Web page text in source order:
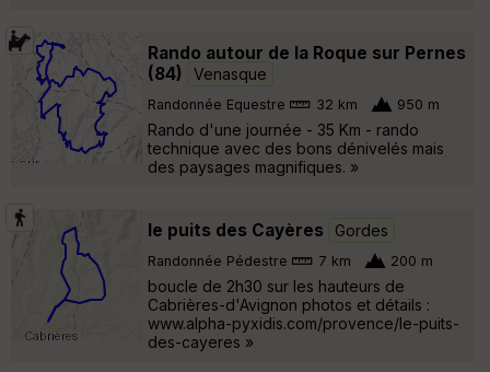
Rando autour de la Roque sur Pernes
(84)
Venasque
Randonnée Equestre 32 km 950 m
Rando d'une journée - 35 Km - rando
technique avec des bons dénivelés mais
des paysages magnifiques. »
le puits des Cayères Gordes
Randonnée Pédestre 7 km 200 m
boucle de 2h30 sur les hauteurs de
Cabrières-d'Avignon photos et détails :
www.alpha-pyxidis.com/provence/le-puits-
des-cayeres »